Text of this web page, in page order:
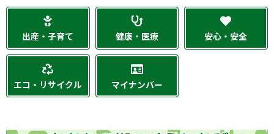
出産・子育て 健康・医療 安心・安全
エコ・リサイクル マイナンバー